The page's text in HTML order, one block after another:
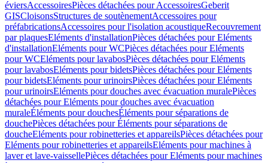
éviersAccessoiresPièces détachées pour AccessoiresGeberit
GISCloisonsStructures de soutènementAccessoires pour
préfabricationsAccessoires pour l'isolation acoustiqueRecouvrement
par plaquesEléments d'installationPièces détachées pour Eléments
d'installationEléments pour WCPièces détachées pour Eléments
pour WCEléments pour lavabosPièces détachées pour Eléments
pour lavabosEléments pour bidetsPièces détachées pour Eléments
pour bidetsEléments pour urinoirsPièces détachées pour Eléments
pour urinoirsEléments pour douches avec évacuation muralePièces
détachées pour Eléments pour douches avec évacuation
muraleÉléments pour douchesÉléments pour séparations de
douchePièces détachées pour Éléments pour séparations de
doucheEléments pour robinetteries et appareilsPièces détachées pour
Eléments pour robinetteries et appareilsEléments pour machines à
laver et lave-vaissellePièces détachées pour Eléments pour machines